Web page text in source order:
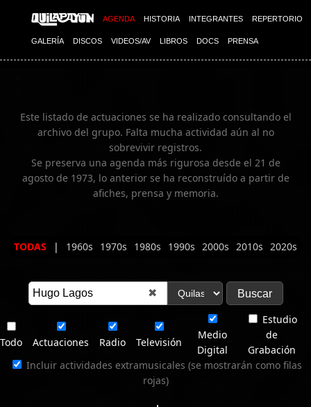
AGENDA HISTORIA INTEGRANTES REPERTORIO
GALERÍA DISCOS VIDEOS/AV LIBROS DOCS PRENSA
Imagen 02
Este listado de actuaciones se ha realizado consultando el
archivo del grupo. Falta mucha actividad aún al no
sobrevivir registros.
Se preserva una agenda más rigurosa desde el 21 de
agosto de 1973, lo anterior se ha reconstruído a partir de
afiches, prensa y memoria.
TODAS | 1960s 1970s 1980s 1990s 2000s 2010s 2020s
✖
Todo Actuaciones Radio Televisión
Medio
Digital
Estudio
de
Grabación
Incluir actividades extramusicales (se mostrarán como filas
rojas)